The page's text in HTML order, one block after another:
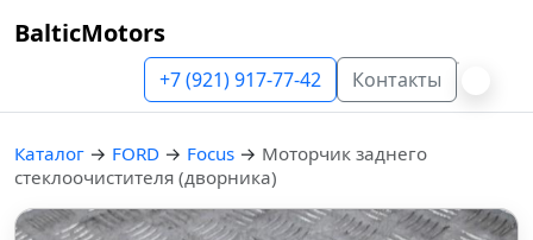
BalticMotors
+7 (921) 917-77-42 Контакты
Каталог → FORD → Focus → Моторчик заднего
стеклоочистителя (дворника)